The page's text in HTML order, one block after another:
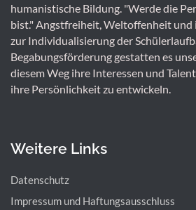
humanistische Bildung. "Werde die
bist." Angstfreiheit, Weltoffenheit
zur Individualisierung der
Begabungsförderung gestatten es
diesem Weg ihre Interessen und
ihre Persönlichkeit zu entwickeln.
Weitere Links
Datenschutz
Impressum und Haftungsausschluss